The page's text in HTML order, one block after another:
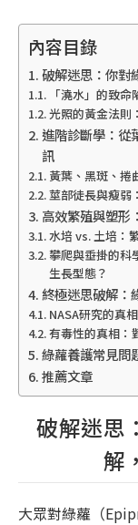
內容目錄
破解迷思：你對
「澆水」的致
光照的黃金法則
進階診斷學：從
訊
黃葉、黑斑、捲
莖部徒長與瘦弱
高效繁殖與塑形
水培 vs. 土培：
攀爬與垂掛的科
生長型態？
終極迷思破解：
NASA研究的真
有毒性的真相：
綠蘿養護常見問
推薦文章
破解迷思
解
大眾對綠蘿（